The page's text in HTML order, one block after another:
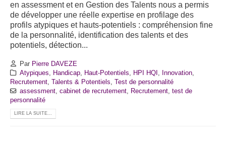
en assessment et en Gestion des Talents nous a permis
de développer une réelle expertise en profilage des
profils atypiques et hauts-potentiels : compréhension fine
de la personnalité, identification des talents et des
potentiels, détection...
Par Pierre DAVEZE
Atypiques
Handicap, Haut-Potentiels HPI HQI Innovation,
Recrutement Talents & Potentiels
Test de personnalité
assessment, cabinet de recrutement, Recrutement, test de
personnalité
LIRE LA SUITE...